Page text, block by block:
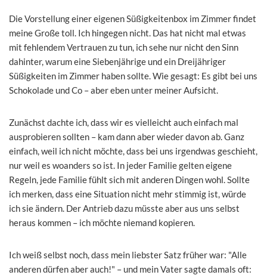
Die Vorstellung einer eigenen Süßigkeitenbox im Zimmer findet
meine Große toll. Ich hingegen nicht. Das hat nicht mal etwas
mit fehlendem Vertrauen zu tun, ich sehe nur nicht den Sinn
dahinter, warum eine Siebenjährige und ein Dreijähriger
Süßigkeiten im Zimmer haben sollte. Wie gesagt: Es gibt bei uns
Schokolade und Co – aber eben unter meiner Aufsicht.
Zunächst dachte ich, dass wir es vielleicht auch einfach mal
ausprobieren sollten – kam dann aber wieder davon ab. Ganz
einfach, weil ich nicht möchte, dass bei uns irgendwas geschieht,
nur weil es woanders so ist. In jeder Familie gelten eigene
Regeln, jede Familie fühlt sich mit anderen Dingen wohl. Sollte
ich merken, dass eine Situation nicht mehr stimmig ist, würde
ich sie ändern. Der Antrieb dazu müsste aber aus uns selbst
heraus kommen – ich möchte niemand kopieren.
Ich weiß selbst noch, dass mein liebster Satz früher war: "Alle
anderen dürfen aber auch!" – und mein Vater sagte damals oft: